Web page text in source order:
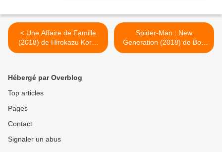
< Une Affaire de Famille
(2018) de Hirokazu Kore-
Eda
Spider-Man : New
Generation (2018) de Bob
Persichetti, Peter Ramsey
Hébergé par Overblog
Top articles
Pages
Contact
Signaler un abus